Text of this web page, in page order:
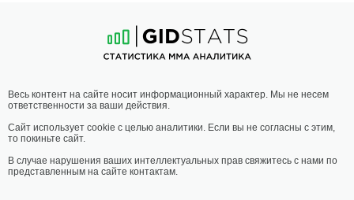
РАМДЕДОВИЧ
1-0- 0
21:00 МСК•
ПОЛУЛЕГКИЙ ВЕС 65.8 КГ
ПОЛИК
Весь контент на сайте носит информационный характер. Мы не несем
ответственности за ваши действия.
Сайт использует cookie с целью аналитики. Если вы не согласны с этим,
то покиньте сайт.
В случае нарушения ваших интеллектуальных прав свяжитесь с нами по
представленным на сайте контактам.